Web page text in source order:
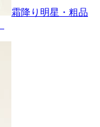
霜降り明星・粗品